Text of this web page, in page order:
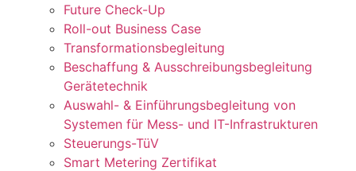
Future Check-Up
Roll-out Business Case
Transformationsbegleitung
Beschaffung & Ausschreibungsbegleitung
Gerätetechnik
Auswahl- & Einführungsbegleitung von
Systemen für Mess- und IT-Infrastrukturen
Steuerungs-TüV
Smart Metering Zertifikat